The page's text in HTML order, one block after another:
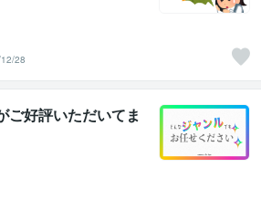
28
ご好評いただいてま